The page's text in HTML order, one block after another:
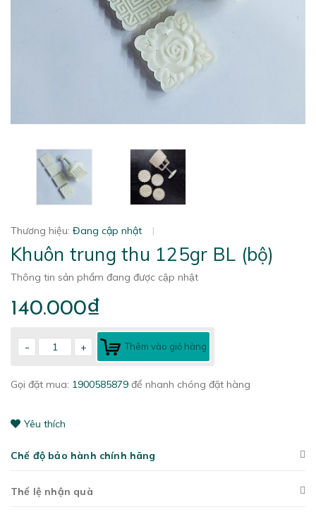
Thương hiệu: Đang cập nhật |
Khuôn trung thu 125gr BL (bộ)
Thông tin sản phẩm đang được cập nhật
140.000₫
- + Thêm vào giỏ hàng
Gọi đặt mua: 1900585879 để nhanh chóng đặt hàng
Yêu thích
Chế độ bảo hành chính hãng
Thể lệ nhận quà